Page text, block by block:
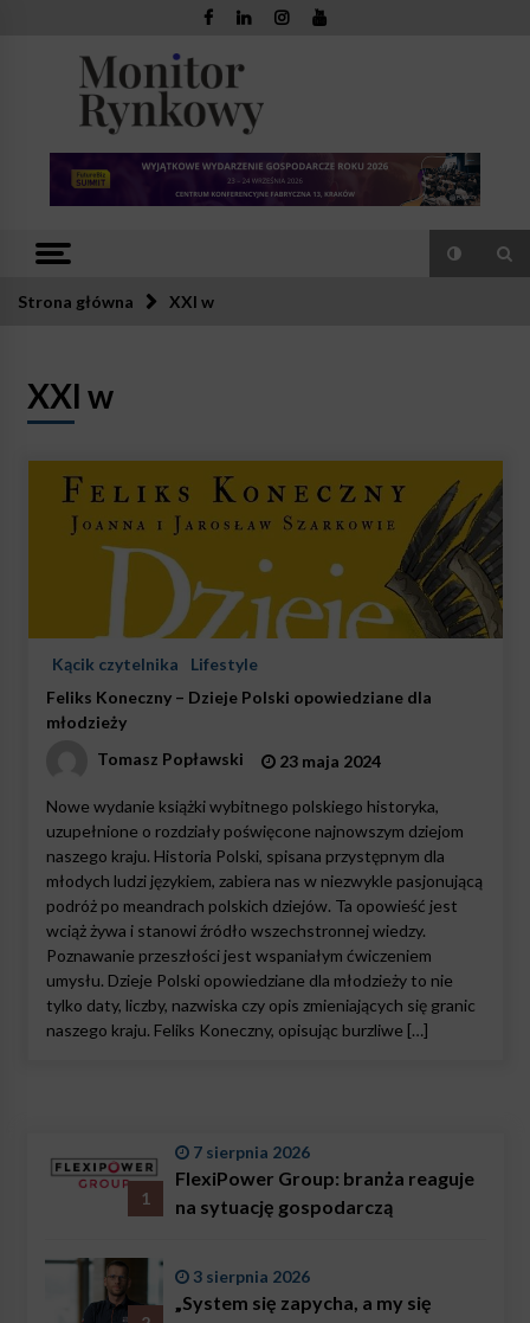
Monitor
Rynkowy
Strona główna XXI w
XXI w
Kącik czytelnika
Lifestyle
Feliks Koneczny – Dzieje Polski opowiedziane dla
młodzieży
Tomasz Popławski
23 maja 2024
Nowe wydanie książki wybitnego polskiego historyka,
uzupełnione o rozdziały poświęcone najnowszym dziejom
naszego kraju. Historia Polski, spisana przystępnym dla
młodych ludzi językiem, zabiera nas w niezwykle pasjonującą
podróż po meandrach polskich dziejów. Ta opowieść jest
wciąż żywa i stanowi źródło wszechstronnej wiedzy.
Poznawanie przeszłości jest wspaniałym ćwiczeniem
umysłu. Dzieje Polski opowiedziane dla młodzieży to nie
tylko daty, liczby, nazwiska czy opis zmieniających się granic
naszego kraju. Feliks Koneczny, opisując burzliwe […]
1
7 sierpnia 2026
FlexiPower Group: branża reaguje
na sytuację gospodarczą
3 sierpnia 2026
„System się zapycha, a my się